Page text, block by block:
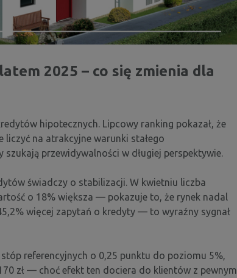
2025 – co się zmienia dla
hipotecznych. Lipcowy ranking pokazał, że
liczyć na atrakcyjne warunki stałego
szukają przewidywalności w długiej perspektywie.
świadczy o stabilizacji. W kwietniu liczba
o 18% większa — pokazuje to, że rynek nadal
więcej zapytań o kredyty — to wyraźny sygnał
referencyjnych o 0,25 punktu do poziomu 5%,
zł — choć efekt ten dociera do klientów z pewnym